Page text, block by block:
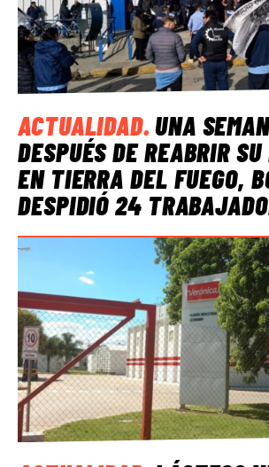
ACTUALIDAD.UNA
DESPUÉS DE REABRIR
EN TIERRA DEL FUEGO,
DESPIDIÓ 24